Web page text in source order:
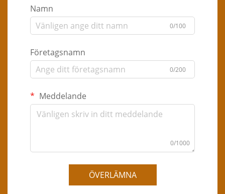
Namn
0/100
Företagsnamn
0/200
Meddelande
0/1000
ÖVERLÄMNA